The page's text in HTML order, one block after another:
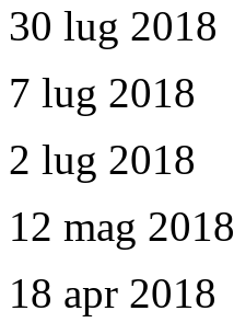
30 lug 2018
7 lug 2018
2 lug 2018
12 mag 2018
18 apr 2018